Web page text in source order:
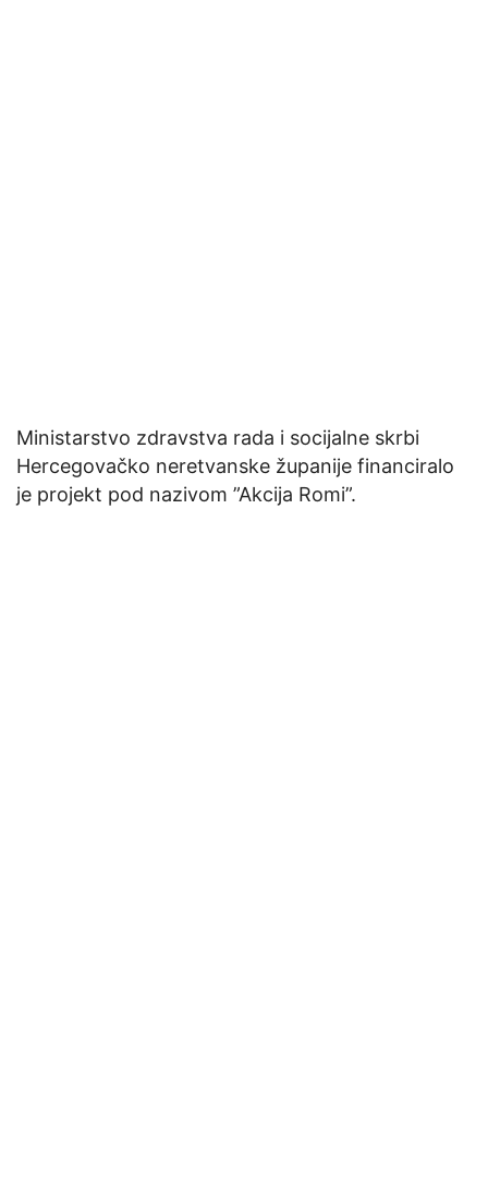
Ministarstvo zdravstva rada i socijalne skrbi
Hercegovačko neretvanske županije financiralo
je projekt pod nazivom ”Akcija Romi”.